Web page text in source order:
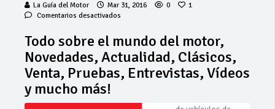
La Guía del Motor Mar 31, 2016 0
1
Comentarios desactivados
el
mundo
del
motor,
Todo sobre el mundo del motor,
Novedades, Actualidad, Clásicos,
Venta, Pruebas, Entrevistas, Vídeos
y mucho más!